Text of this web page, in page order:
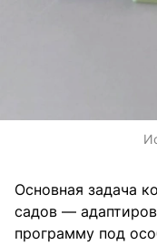
Основная задача
садов —
программу под